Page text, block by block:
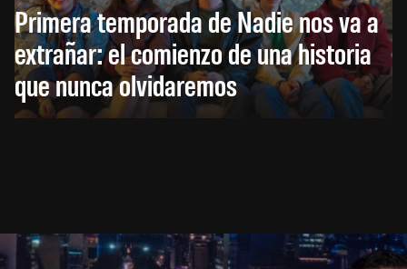
Primera temporada de Nadie nos va a
extrañar: el comienzo de una historia
que nunca olvidaremos